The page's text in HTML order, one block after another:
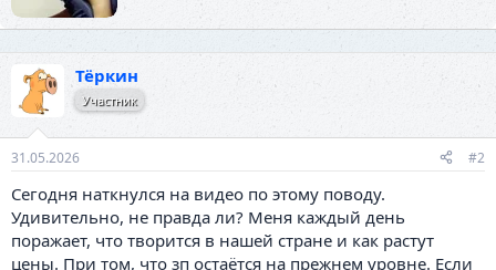
Тёркин
Участник
31.05.2026 #2
Сегодня наткнулся на видео по этому поводу.
Удивительно, не правда ли? Меня каждый день
поражает, что творится в нашей стране и как растут
цены. При том, что зп остаётся на прежнем уровне. Если